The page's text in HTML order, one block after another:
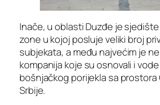
Inače, u oblasti Duzđe je
zone u kojoj posluje veliki broj
subjekata, a među najvećim je
kompanija koje su osnovali i
bošnjačkog porijekla sa prostora
Srbije.